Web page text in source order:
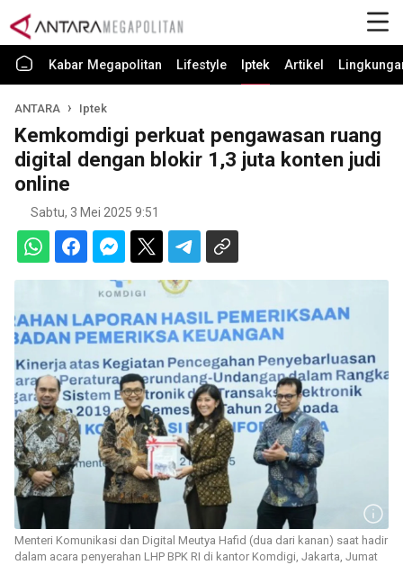
Kabar Megapolitan Lifestyle Iptek Artikel
ANTARA Iptek
Kemkomdigi perkuat pengawasan ruang
digital dengan blokir 1,3 juta konten judi
online
Sabtu, 3 Mei 2025 9:51
Menteri Komunikasi dan Digital Meutya Hafid (dua dari kanan) saat hadir
dalam acara penyerahan LHP BPK RI di kantor Komdigi, Jakarta, Jumat